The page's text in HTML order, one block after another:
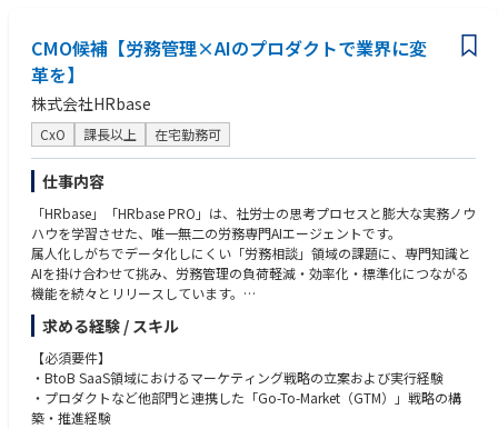
グローバル各拠点との調整・展開推進
プロジェクト／チームマネジメント
【ポジションの魅力】
グローバル横断でマーケティング変革をリードできる高い裁量
CRM導入＋組織立ち上げという「0→1」「1→10」双方に関われる
BtoB×高度技術領域におけるデータドリブンマーケティングの推進
将来的にグローバルマーケ責任者／事業責任者へのキャリア拡張が可能
【リモートワーク頻度】
ハイブリッド勤務（週2日程度のリモートワーク想定）
※プロジェクト状況や海外拠点との連携により変動あり
【転職者へのメッセージ】
「単なるツール導入ではなく、事業成長に直結するマーケティング変革を
自ら設計・実行したい方」を歓迎します。
グローバル規模での変革フェーズにおいて、戦略・組織・プロセスを横断
して影響力を発揮したい方にとって、非常にチャレンジングかつやりがい
のあるポジションです。
・ステークホルダーを巻き込みながら変革を推進できる方
・グローバル環境でのコミュニケーションを楽しめる方
・データを基に論理的に意思決定できる方
・事業成長にコミットできる強い当事者意識を持つ方
CMO候補【労務管理×AIのプロダクトで業界に変
革を】
株式会社HRbase
CxO 課長以上 在宅勤務可
仕事内容
「HRbase」「HRbase PRO」は、社労士の思考プロセスと膨大な実務ノウ
ハウを学習させた、唯一無二の労務専門AIエージェントです。
属人化しがちでデータ化しにくい「労務相談」領域の課題に、専門知識と
AIを掛け合わせて挑み、労務管理の負荷軽減・効率化・標準化につながる
機能を続々とリリースしています。
このサービスの価値を一人でも多くの方に届け、事業成長を牽引する、や
りがいのあるポジションです。
■取り組んでいただくお仕事内容
・マーケティングの戦略策定
求める経験 / スキル
【必須要件】
・BtoB SaaS領域におけるマーケティング戦略の立案および実行経験
・プロダクトなど他部門と連携した「Go-To-Market（GTM）」戦略の構
築・推進経験